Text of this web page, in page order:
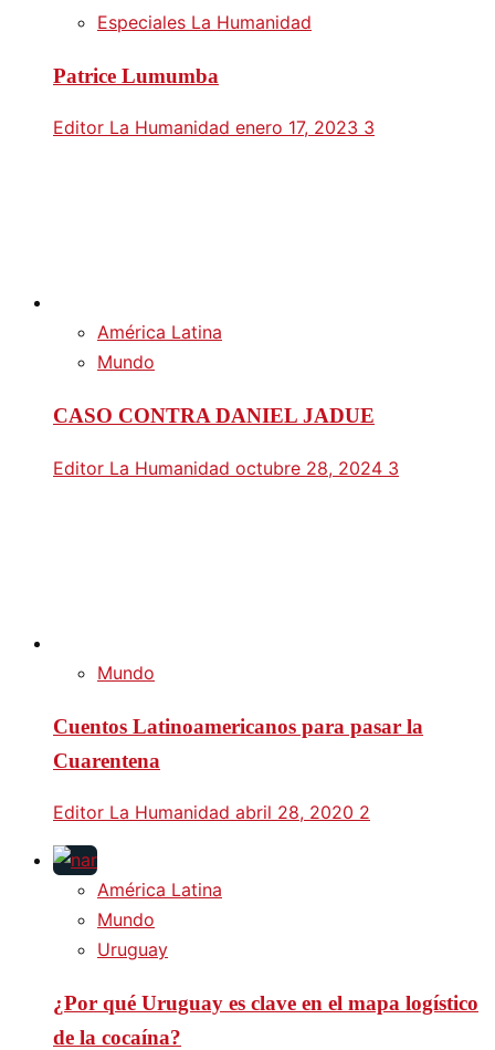
Especiales La Humanidad
Patrice Lumumba
Editor La Humanidad enero 17, 2023 3
América Latina
Mundo
CASO CONTRA DANIEL JADUE
Editor La Humanidad octubre 28, 2024 3
Mundo
Cuentos Latinoamericanos para pasar la
Cuarentena
Editor La Humanidad abril 28, 2020 2
América Latina
Mundo
Uruguay
¿Por qué Uruguay es clave en el mapa logístico
de la cocaína?